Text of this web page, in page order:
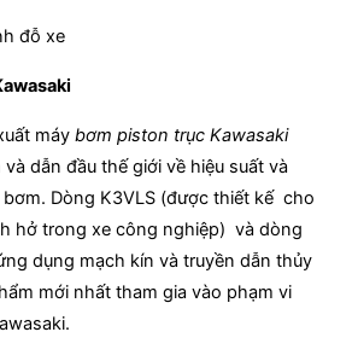
đỗ xe
máy bơm piston trục Kawasaki
dẫn đầu thế giới về hiệu suất và
bơm. Dòng K3VLS (được thiết kế cho
hở trong xe công nghiệp) và dòng
dụng mạch kín và truyền dẫn thủy
mới nhất tham gia vào phạm vi